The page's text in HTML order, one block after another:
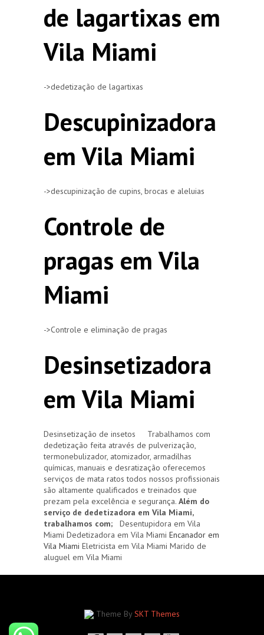
de lagartixas em
Vila Miami
->dedetização de lagartixas
Descupinizadora
em Vila Miami
->descupinização de cupins, brocas e aleluias
Controle de
pragas em Vila
Miami
->Controle e eliminação de pragas
Desinsetizadora
em Vila Miami
Desinsetização de insetos Trabalhamos com
dedetização feita através de pulverização,
termonebulizador, atomizador, armadilhas
químicas, manuais e desratização oferecemos
serviços de mata ratos todos nossos profissionais
são altamente qualificados e treinados que
prezam pela excelência e segurança. Além do
serviço de dedetizadora em Vila Miami,
trabalhamos com; Desentupidora em Vila
Miami Dedetizadora em Vila Miami Encanador em
Vila Miami Eletricista em Vila Miami Marido de
aluguel em Vila Miami
Theme By SKT Themes